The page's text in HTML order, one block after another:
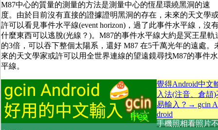
M87中心的質量的測量的方法是測量中心的恆星環繞黑洞的速
度。由於目前沒有直接的證據證明黑洞的存在，未來的天文學
許可以看見事件水平線(event horizon)，過了此事件水平線，沒
什麼東西可以逃脫(光線？)。M87的事件水平線大約是冥王星軌
的3倍，可以吞下整個太陽系，還好 M87 在5千萬光年的遠處。
來的天文學家或許可以用全世界連線的望遠鏡尋找M87的事件水
平線。
覺得Android中文
入法(注音、倉頡)
易輸入？→ gcin
droid
手機照相看照片